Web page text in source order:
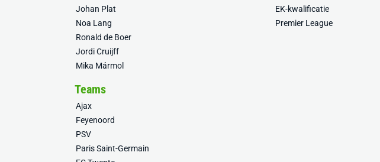
Johan Plat
Noa Lang
Ronald de Boer
Jordi Cruijff
Mika Mármol
EK-kwalificatie
Premier League
Teams
Ajax
Feyenoord
PSV
Paris Saint-Germain